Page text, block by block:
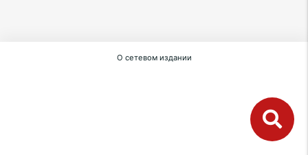
О сетевом издании